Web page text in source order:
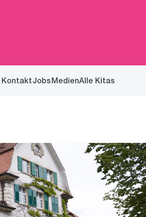
KontaktJobsMedienAlle Kitas